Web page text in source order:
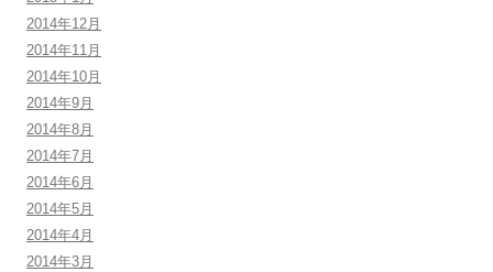
2014年12月
2014年11月
2014年10月
2014年9月
2014年8月
2014年7月
2014年6月
2014年5月
2014年4月
2014年3月